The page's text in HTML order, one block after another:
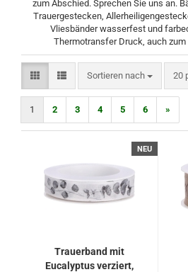
zum Abschied. Sprechen Sie uns an.
Trauergestecken,
Vliesbänder wasserfest und
Thermotransfer Druck, auch
Sortieren nach
Sortieren nach 20
pro
1 2 3 4 5 6 »
NEU
Trauerband mit
Eucalyptus verziert,